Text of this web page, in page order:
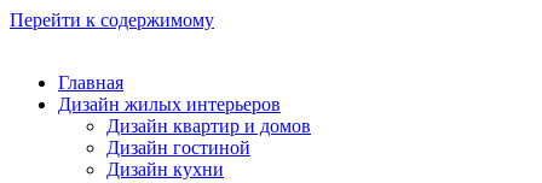
Перейти к содержимому
Главная
Дизайн жилых интерьеров
Дизайн квартир и домов
Дизайн гостиной
Дизайн кухни